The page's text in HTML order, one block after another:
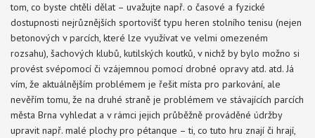
tom, co byste chtěli dělat – uvažujte např. o časové a fyzické
dostupnosti nejrůznějších sportovišť typu heren stolního tenisu (nejen
betonových v parcích, které lze využívat ve velmi omezeném
rozsahu), šachových klubů, kutilských koutků, v nichž by bylo možno si
provést svépomocí či vzájemnou pomocí drobné opravy atd. atd. Já
vím, že aktuálnějším problémem je řešit místa pro parkování, ale
nevěřím tomu, že na druhé straně je problémem ve stávajících parcích
města Brna vyhledat a v rámci jejich průběžně prováděné údržby
upravit např. malé plochy pro pétanque – ti, co tuto hru znají či hrají,